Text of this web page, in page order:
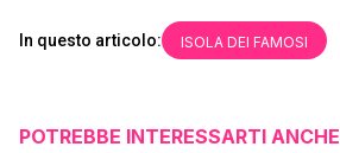
In questo articolo: ISOLA DEI FAMOSI
POTREBBE INTERESSARTI ANCHE